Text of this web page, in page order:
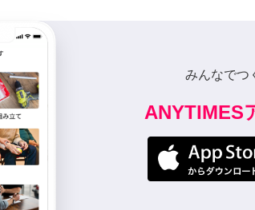
みんなでつ
ANYTIMES